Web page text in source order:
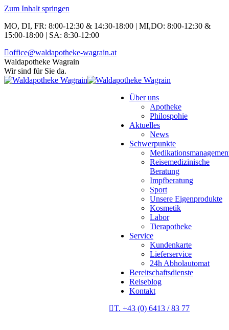
Zum Inhalt springen
MO, DI, FR: 8:00-12:30 & 14:30-18:00 | MI,DO: 8:00-12:30 &
15:00-18:00 | SA: 8:30-12:00
office@waldapotheke-wagrain.at
Waldapotheke Wagrain
Wir sind für Sie da.
Über uns
Apotheke
Philospohie
Aktuelles
News
Schwerpunkte
Reisemedizinische
Beratung
Impfberatung
Sport
Unsere Eigenprodukte
Kosmetik
Labor
Tierapotheke
Service
Kundenkarte
Lieferservice
24h Abholautomat
Bereitschaftsdienste
Reiseblog
Kontakt
T. +43 (0) 6413 / 83 77